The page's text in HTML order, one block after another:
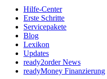
Hilfe-Center
Erste Schritte
Servicepakete
Blog
Lexikon
Updates
ready2order News
readyMoney Finanzierung